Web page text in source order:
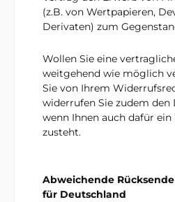
(z.B. von Wertpapieren,
Derivaten) zum
Wollen Sie eine
weitgehend wie möglich
Sie von Ihrem
widerrufen Sie zudem den
wenn Ihnen auch dafür
zusteht.
Abweichende
für Deutschland